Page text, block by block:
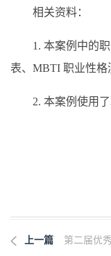
相关资料：
1. 本案例中的
表、MBTI 职业性格
2. 本案例使用
上一篇 第二届优